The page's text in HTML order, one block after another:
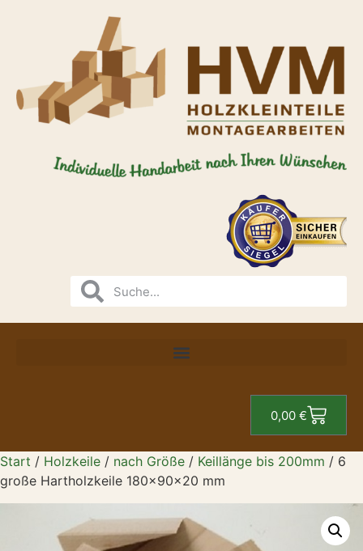
0,00 €
Start / Holzkeile / nach Größe / Keillänge bis 200mm / 6
große Hartholzkeile 180x90x20 mm